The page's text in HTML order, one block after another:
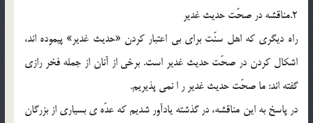
2.مناقشه در صحّت حديث غدير
راه ديگري كه اهل سنّت براي بي اعتبار كردن «حديث غدير» پيموده اند،
اشكال كردن در صحّت حديث غدير است. برخي از آنان از جمله فخر رازي
گفته اند: ما صحّت حديث غدير ر ا نمي پذيريم.
در پاسخ به اين مناقشه، در گذشته يادآور شديم كه عدّه ي بسياري از بزرگان